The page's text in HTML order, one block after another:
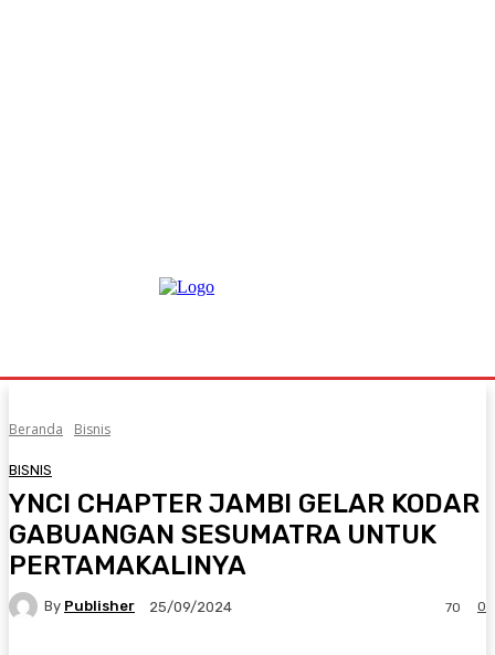
Beranda Bisnis
BISNIS
YNCI CHAPTER JAMBI GELAR KODAR
GABUANGAN SESUMATRA UNTUK
PERTAMAKALINYA
By Publisher 25/09/2024 0
70